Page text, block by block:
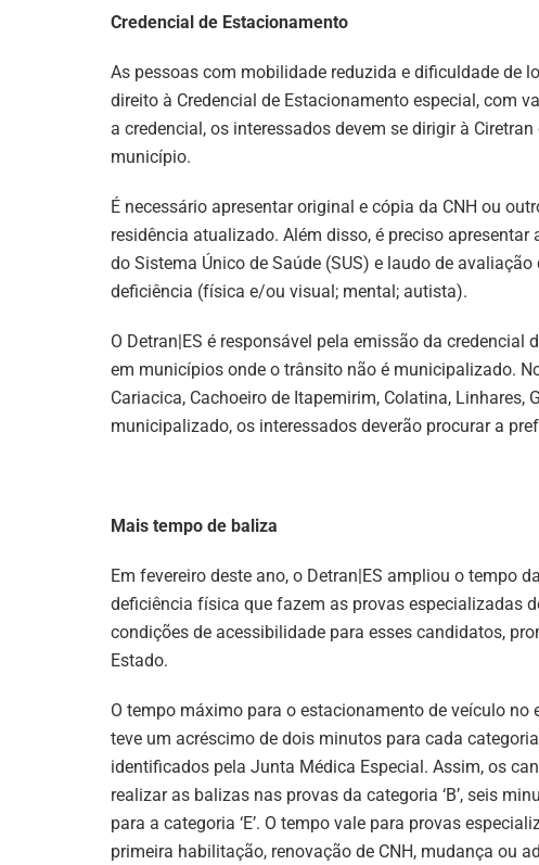
Credencial de Estacionamento
As pessoas com mobilidade reduzida e dificuldade de
direito à Credencial de Estacionamento especial, com
a credencial, os interessados devem se dirigir à
município.
É necessário apresentar original e cópia da CNH ou
residência atualizado. Além disso, é preciso
do Sistema Único de Saúde (SUS) e laudo de
deficiência (física e/ou visual; mental; autista).
O Detran|ES é responsável pela emissão da
em municípios onde o trânsito não é municipalizado.
Cariacica, Cachoeiro de Itapemirim, Colatina, Linhares,
municipalizado, os interessados deverão procurar a
Mais tempo de baliza
Em fevereiro deste ano, o Detran|ES ampliou o tempo
deficiência física que fazem as provas especializadas
condições de acessibilidade para esses candidatos,
Estado.
O tempo máximo para o estacionamento de veículo
teve um acréscimo de dois minutos para cada
identificados pela Junta Médica Especial. Assim, os
realizar as balizas nas provas da categoria ‘B’, seis
para a categoria ‘E’. O tempo vale para provas
primeira habilitação, renovação de CNH, mudança ou